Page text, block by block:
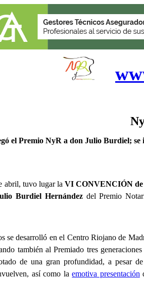
el Premio NyR a don Julio Burdiel;
abril, tuvo lugar la VICONVENCIÓN de
Burdiel Hernándezdel Premio
se desarrolló en el Centro Riojano de
también al Premiado tres
de una gran profundidad, a pesar
así como laemotiva presentación